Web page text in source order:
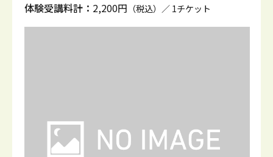
体験受講料計： 2,200円 （税込）／ 1チケット